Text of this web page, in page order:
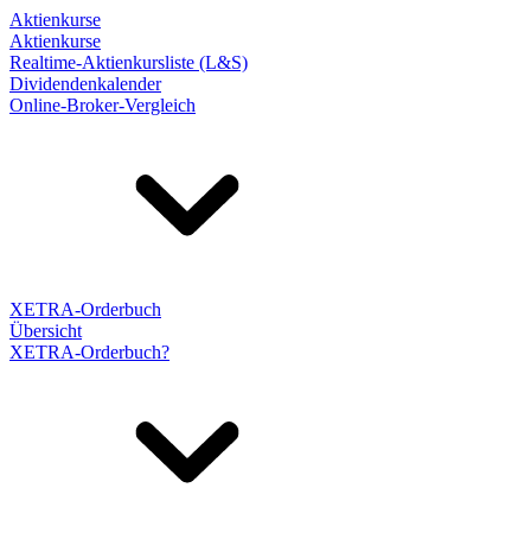
Aktienkurse
Aktienkurse
Realtime-Aktienkursliste (L&S)
Dividendenkalender
Online-Broker-Vergleich
XETRA-Orderbuch
Übersicht
XETRA-Orderbuch?